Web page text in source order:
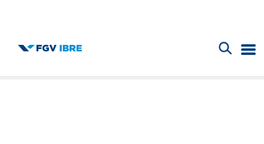
B
o